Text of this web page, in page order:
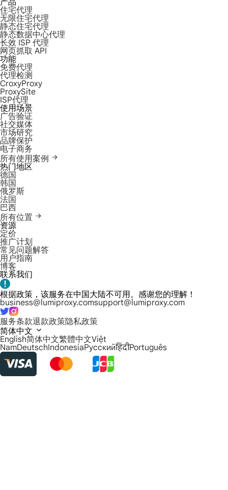
产品
住宅代理
无限住宅代理
静态住宅代理
静态数据中心代理
长效 ISP 代理
网页抓取 API
功能
免费代理
代理检测
CroxyProxy
ProxySite
ISP代理
使用场景
广告验证
社交媒体
市场研究
品牌保护
电子商务
所有使用案例
热门地区
德国
韩国
俄罗斯
法国
巴西
所有位置
资源
定价
推广计划
常见问题解答
用户指南
博客
联系我们
根据政策，该服务在中国大陆不可用。感谢您的理解！
business@lumiproxy.comsupport@lumiproxy.com
服务条款退款政策隐私政策
简体中文
English简体中文繁體中文Việt
NamDeutschIndonesiaРусскийहिंदीPortuguês